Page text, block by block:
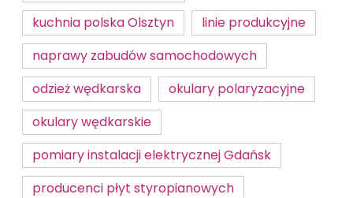
kuchnia polska Olsztyn
linie produkcyjne
naprawy zabudów samochodowych
odzież wędkarska
okulary polaryzacyjne
okulary wędkarskie
pomiary instalacji elektrycznej Gdańsk
producenci płyt styropianowych